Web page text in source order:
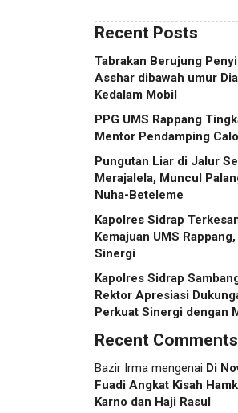
Recent Posts
Tabrakan Berujung
Asshar dibawah umur
Kedalam Mobil
PPG UMS Rappang
Mentor Pendamping
Pungutan Liar di Jalur
Merajalela, Muncul
Nuha-Beteleme
Kapolres Sidrap
Kemajuan UMS
Sinergi
Kapolres Sidrap
Rektor Apresiasi
Perkuat Sinergi dengan
Recent Comments
Bazir Irma mengenai Di
Fuadi Angkat Kisah
Karno dan Haji Rasul